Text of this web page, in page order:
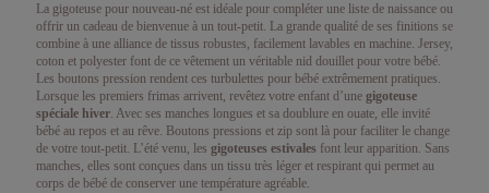
La gigoteuse pour nouveau-né est idéale pour compléter une liste de naissance ou
offrir un cadeau de bienvenue à un tout-petit. La grande qualité de ses finitions se
combine à une alliance de tissus robustes, facilement lavables en machine. Jersey,
coton et polyester font de ce vêtement un véritable nid douillet pour votre bébé.
Les boutons pression rendent ces turbulettes pour bébé extrêmement pratiques.
Lorsque les premiers frimas arrivent, revêtez votre enfant d’une gigoteuse
spéciale hiver. Avec ses manches longues et sa doublure en ouate, elle invité
bébé au repos et au rêve. Boutons pressions et zip sont là pour faciliter le change
de votre tout-petit. L’été venu, les gigoteuses estivales font leur apparition. Sans
manches, elles sont conçues dans un tissu très léger et respirant qui permet au
corps de bébé de conserver une température agréable.